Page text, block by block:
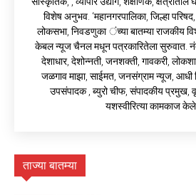
विशेष अनुभव. ‘महानगरपालिका, जिल्हा
लोकसभा, निवडणुका ंच्या बातम्या राजकीय
केबल न्यूज चैनल मधून पत्रकारितेला सुरुवात.
देशाधार, देशोन्नती, जनशक्ती, गावकरी,
जळगाव माझा, साईमत, जनसंग्राम न्यूज, आधी
उपसंपादक , ब्युरो चीफ, संपादकीय प्रमुख,
यशस्वीरित्या कामकाज
ताज्या बातम्या